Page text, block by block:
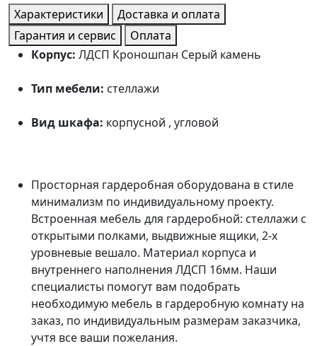
Характеристики
Доставка и оплата
Гарантия и сервис
Оплата
Корпус: ЛДСП Кроношпан Серый камень
Тип мебели: стеллажи
Вид шкафа: корпусной , угловой
Просторная гардеробная оборудована в стиле
минимализм по индивидуальному проекту.
Встроенная мебель для гардеробной: стеллажи с
открытыми полками, выдвижные ящики, 2-х
уровневые вешало. Материал корпуса и
внутреннего наполнения ЛДСП 16мм. Наши
специалисты помогут вам подобрать
необходимую мебель в гардеробную комнату на
заказ, по индивидуальным размерам заказчика,
учтя все ваши пожелания.